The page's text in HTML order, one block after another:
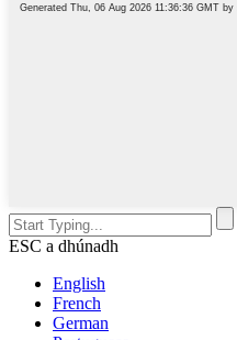
ESC a dhúnadh
English
French
German